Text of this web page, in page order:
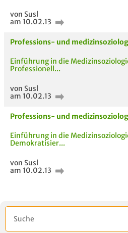
AUCH IM MODUL
von Susl
am 10.02.13
Professions- und
Einführung in die
Professionell...
von Susl
am 10.02.13
Professions- und
Einführung in die
Demokratisier...
von Susl
am 10.02.13